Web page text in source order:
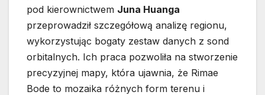
pod kierownictwem Juna Huanga
przeprowadził szczegółową analizę regionu,
wykorzystując bogaty zestaw danych z sond
orbitalnych. Ich praca pozwoliła na stworzenie
precyzyjnej mapy, która ujawnia, że Rimae
Bode to mozaika różnych form terenu i